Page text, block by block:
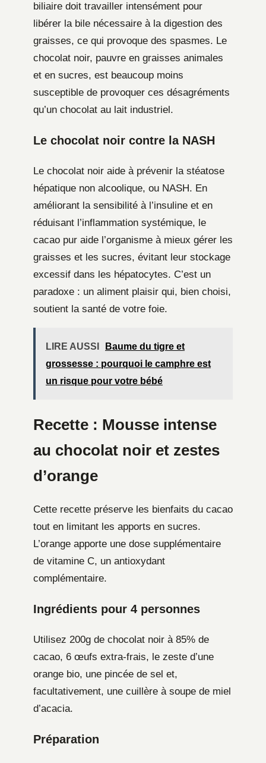
biliaire doit travailler intensément pour
libérer la bile nécessaire à la digestion des
graisses, ce qui provoque des spasmes. Le
chocolat noir, pauvre en graisses animales
et en sucres, est beaucoup moins
susceptible de provoquer ces désagréments
qu’un chocolat au lait industriel.
Le chocolat noir contre la NASH
Le chocolat noir aide à prévenir la stéatose
hépatique non alcoolique, ou NASH. En
améliorant la sensibilité à l’insuline et en
réduisant l’inflammation systémique, le
cacao pur aide l’organisme à mieux gérer les
graisses et les sucres, évitant leur stockage
excessif dans les hépatocytes. C’est un
paradoxe : un aliment plaisir qui, bien choisi,
soutient la santé de votre foie.
LIRE AUSSI
Baume du tigre et
grossesse : pourquoi le camphre est
un risque pour votre bébé
Recette : Mousse intense
au chocolat noir et zestes
d’orange
Cette recette préserve les bienfaits du cacao
tout en limitant les apports en sucres.
L’orange apporte une dose supplémentaire
de vitamine C, un antioxydant
complémentaire.
Ingrédients pour 4 personnes
Utilisez 200g de chocolat noir à 85% de
cacao, 6 œufs extra-frais, le zeste d’une
orange bio, une pincée de sel et,
facultativement, une cuillère à soupe de miel
d’acacia.
Préparation